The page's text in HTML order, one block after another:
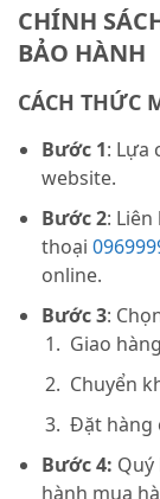
CHÍNH
BẢO HÀNH
CÁCH THỨC
Bước 1: Lựa
website.
Bước 2:
thoại
online.
Bước 3:
Giao
Chuyển
Đặt hàng
Bước 4:
hành mua